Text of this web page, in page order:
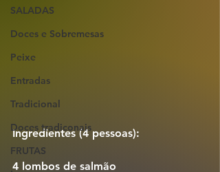
SALADAS
Doces e Sobremesas
Peixe
Entradas
Tradicional
Doces tradiconais
FRUTAS
Ingredientes (4 pessoas):
4 lombos de salmão